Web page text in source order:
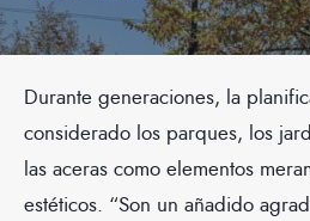
Durante generaciones, la
considerado los parques, los
las aceras como elementos
estéticos. “Son un añadido